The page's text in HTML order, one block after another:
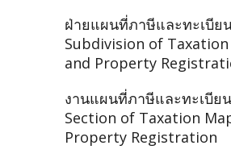
ฝ่ายแผนที่ภาษีและทะเบีย
Subdivision of
and Property
งานแผนที่ภาษีและทะเบีย
Section of Taxation
Property Registration